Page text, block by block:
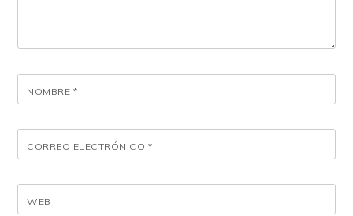
NOMBRE *
CORREO ELECTRÓNICO *
WEB